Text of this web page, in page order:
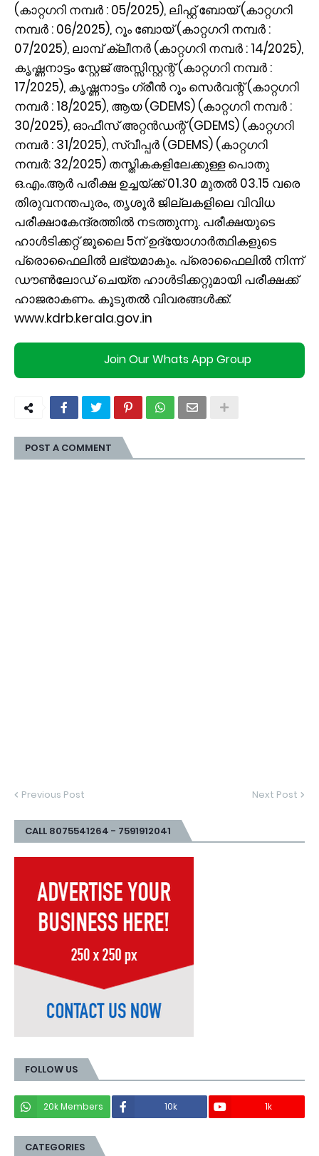
(കാറ്റഗറി നമ്പർ : 05/2025), ലിഫ്റ്റ് ബോയ് (കാറ്റഗറി
നമ്പർ : 06/2025), റൂം ബോയ് (കാറ്റഗറി നമ്പർ :
07/2025), ലാമ്പ് ക്ലീനർ (കാറ്റഗറി നമ്പർ : 14/2025),
കൃഷ്ണനാട്ടം സ്റ്റേജ് അസ്സിസ്റ്റന്റ് (കാറ്റഗറി നമ്പർ :
17/2025), കൃഷ്ണനാട്ടം ഗ്രീൻ റൂം സെർവന്റ് (കാറ്റഗറി
നമ്പർ : 18/2025), ആയ (GDEMS) (കാറ്റഗറി നമ്പർ :
30/2025), ഓഫീസ് അറ്റൻഡന്റ് (GDEMS) (കാറ്റഗറി
നമ്പർ : 31/2025), സ്വീപ്പർ (GDEMS) (കാറ്റഗറി
നമ്പർ: 32/2025) തസ്തികകളിലേക്കുള്ള പൊതു
ഒ.എം.ആർ പരീക്ഷ ഉച്ചയ്ക്ക് 01.30 മുതൽ 03.15 വരെ
തിരുവനന്തപുരം, തൃശൂർ ജില്ലകളിലെ വിവിധ
പരീക്ഷാകേന്ദ്രത്തിൽ നടത്തുന്നു. പരീക്ഷയുടെ
ഹാൾടിക്കറ്റ് ജൂലൈ 5ന് ഉദ്യോഗാർത്ഥികളുടെ
പ്രൊഫൈലിൽ ലഭ്യമാകും. പ്രൊഫൈലിൽ നിന്ന്
ഡൗൺലോഡ് ചെയ്ത ഹാൾടിക്കറ്റുമായി പരീക്ഷക്ക്
ഹാജരാകണം. കൂടുതൽ വിവരങ്ങൾക്ക്:
www.kdrb.kerala.gov.in
Join Our Whats App Group
POST A COMMENT
Previous Post Next Post
CALL 8075541264 - 7591912041
FOLLOW US
20k Members 10k 1k
CATEGORIES